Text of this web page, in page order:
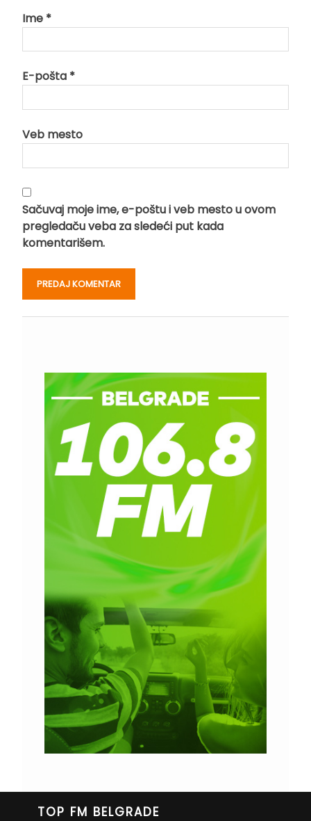
Ime *
E-pošta *
Veb mesto
Sačuvaj moje ime, e-poštu i veb mesto u ovom
pregledaču veba za sledeći put kada
komentarišem.
TOP FM BELGRADE